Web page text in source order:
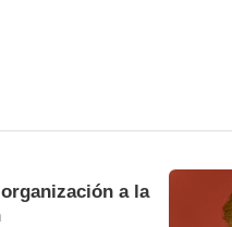
a la